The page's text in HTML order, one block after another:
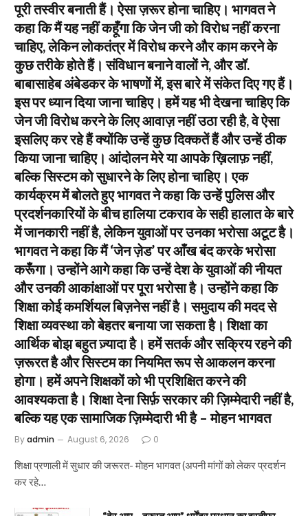
पूरी तस्वीर बनाती हैं। ऐसा ज़रूर होना चाहिए। भागवत ने
कहा कि मैं यह नहीं कहूँगा कि जेन जी को विरोध नहीं करना
चाहिए, लेकिन लोकतंत्र में विरोध करने और काम करने के
कुछ तरीके होते हैं। संविधान बनाने वालों ने, और डॉ.
बाबासाहेब अंबेडकर के भाषणों में, इस बारे में संकेत दिए गए हैं।
इस पर ध्यान दिया जाना चाहिए। हमें यह भी देखना चाहिए कि
जेन जी विरोध करने के लिए आवाज़ नहीं उठा रही है, वे ऐसा
इसलिए कर रहे हैं क्योंकि उन्हें कुछ दिक्कतें हैं और उन्हें ठीक
किया जाना चाहिए। आंदोलन मेरे या आपके ख़िलाफ़ नहीं,
बल्कि सिस्टम को सुधारने के लिए होना चाहिए। एक
कार्यक्रम में बोलते हुए भागवत ने कहा कि उन्हें पुलिस और
प्रदर्शनकारियों के बीच हालिया टकराव के सही हालात के बारे
में जानकारी नहीं है, लेकिन युवाओं पर उनका भरोसा अटूट है।
भागवत ने कहा कि मैं ‘जेन ज़ेड’ पर आँख बंद करके भरोसा
करूँगा। उन्होंने आगे कहा कि उन्हें देश के युवाओं की नीयत
और उनकी आकांक्षाओं पर पूरा भरोसा है। उन्होंने कहा कि
शिक्षा कोई कमर्शियल बिज़नेस नहीं है। समुदाय की मदद से
शिक्षा व्यवस्था को बेहतर बनाया जा सकता है। शिक्षा का
आर्थिक बोझ बहुत ज़्यादा है। हमें सतर्क और सक्रिय रहने की
ज़रूरत है और सिस्टम का नियमित रूप से आकलन करना
होगा। हमें अपने शिक्षकों को भी प्रशिक्षित करने की
आवश्यकता है। शिक्षा देना सिर्फ़ सरकार की ज़िम्मेदारी नहीं है,
बल्कि यह एक सामाजिक ज़िम्मेदारी भी है – मोहन भागवत
Byadmin August 6, 2026 0
शिक्षा प्रणाली में सुधार की जरूरत- मोहन भागवत (अपनी मांगों को लेकर प्रदर्शन
कर रहे…